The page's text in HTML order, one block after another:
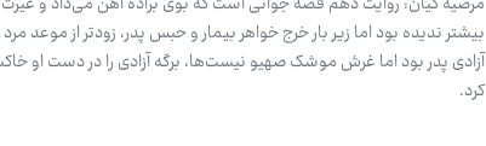
بیشتر ندیده بود اما زیر بار خرج خواهر بیمار و حبس پدر، زودتر از موعد
آزادی پدر بود اما غرش موشک صهیو نیست‌ها، برگه آزادی را در دست او
کرد.